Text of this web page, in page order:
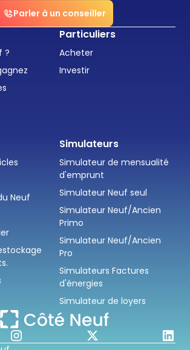
Parler à un conseiller
?
Particuliers
Acheter
Investir
Neuf
Simulateurs
Simulateur de mensualité
d'emprunt
Simulateur Neuf seul
Simulateur Neuf/Ancien
Primo
Simulateur Neuf/Ancien
Pro
Simulateurs Factures
d'énergies
Simulateur de loyers